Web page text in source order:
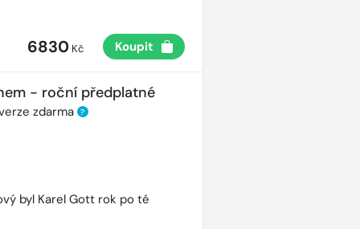
6830Kč Koupit
- roční předplatné
zdarma ?
byl Karel Gott rok po té